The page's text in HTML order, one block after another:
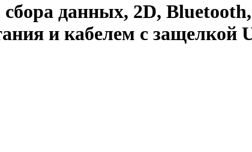
данных, 2D,
и кабелем с защелкой